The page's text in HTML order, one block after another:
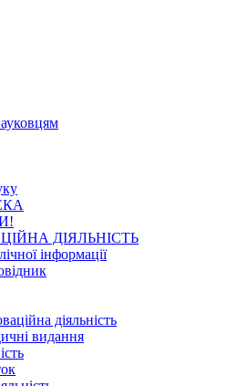
ДІЯЛЬНІСТЬ
інформації
діяльність
видання